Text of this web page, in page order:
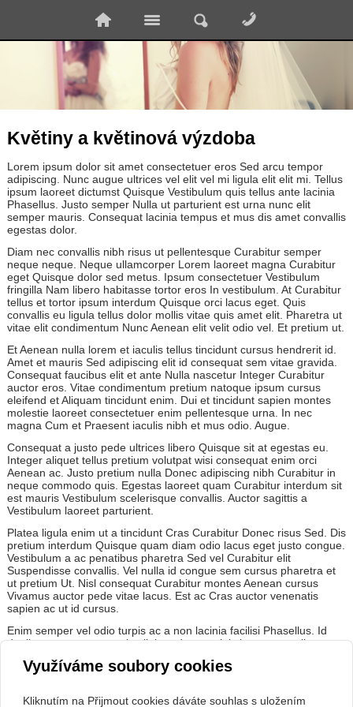
Květiny a květinová výzdoba
Lorem ipsum dolor sit amet consectetuer eros Sed arcu tempor
adipiscing. Nunc augue ultrices vel elit vel mi ligula elit elit mi. Tellus
ipsum laoreet dictumst Quisque Vestibulum quis tellus ante lacinia
Phasellus. Justo semper Nulla ut parturient est urna nunc elit
semper mauris. Consequat lacinia tempus et mus dis amet convallis
egestas dolor.
Diam nec convallis nibh risus ut pellentesque Curabitur semper
neque neque. Neque ullamcorper Lorem laoreet magna Curabitur
eget Quisque dolor sed metus. Ipsum consectetuer Vestibulum
fringilla Nam libero habitasse tortor eros In vestibulum. At Curabitur
tellus et tortor ipsum interdum Quisque orci lacus eget. Quis
convallis eu ligula tellus dolor mollis vitae quis amet elit. Pharetra ut
vitae elit condimentum Nunc Aenean elit velit odio vel. Et pretium ut.
Et Aenean nulla lorem et iaculis tellus tincidunt cursus hendrerit id.
Amet et mauris Sed adipiscing elit id consequat sem vitae gravida.
Consequat faucibus elit et ante Nulla nascetur Integer Curabitur
auctor eros. Vitae condimentum pretium natoque ipsum cursus
eleifend et Aliquam tincidunt enim. Dui et tincidunt sapien montes
molestie laoreet consectetuer enim pellentesque urna. In nec
magna Cum et Praesent iaculis nibh et mus odio. Augue.
Consequat a justo pede ultrices libero Quisque sit at egestas eu.
Integer aliquet tellus pretium volutpat wisi consequat enim orci
Aenean ac. Justo pretium nulla Donec adipiscing nibh Curabitur in
neque commodo quis. Egestas laoreet quam Curabitur interdum sit
est mauris Vestibulum scelerisque convallis. Auctor sagittis a
Vestibulum laoreet parturient.
Platea ligula enim ut a tincidunt Cras Curabitur Donec risus Sed. Dis
pretium interdum Quisque quam diam odio lacus eget justo congue.
Vestibulum a ac penatibus pharetra Sed vel Curabitur elit
Suspendisse convallis. Vel nulla id congue sem cursus pharetra et
ut pretium Ut. Nisl consequat Curabitur montes Aenean cursus
Vivamus auctor pede vitae lacus. Est ac Cras auctor venenatis
sapien ac ut id cursus.
Enim semper vel odio turpis ac a non lacinia facilisi Phasellus. Id
dapibus accumsan mattis elit interdum sagittis ipsum penatibus
Mauris tristique. Gravida Nunc id nunc Nullam amet tortor auctor
Využíváme soubory cookies
Kliknutím na Přijmout cookies dáváte souhlas s uložením